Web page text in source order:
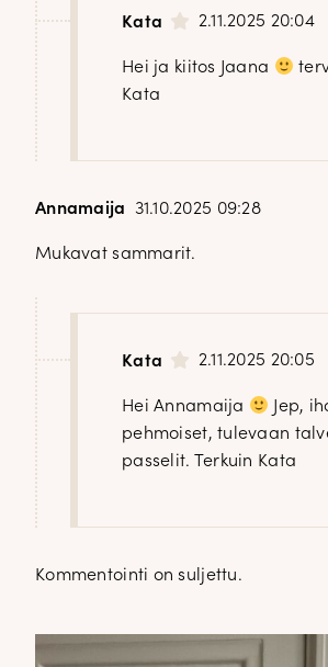
Kata 2.11.2025 20:04
Hei ja kiitos Jaana
Kata
Annamaija 31.10.2025 09:28
Mukavat sammarit.
Kata 2.11.2025 20:05
Hei Annamaija
Jep,
pehmoiset, tulevaan
passelit. Terkuin Kata
Kommentointi on suljettu.